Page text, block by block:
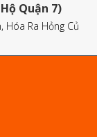
Quận 7)
Hóa Ra Hỏng Củ